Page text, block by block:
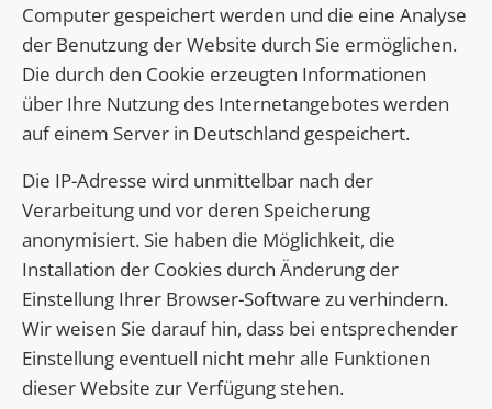
Computer gespeichert werden und die eine Analyse
der Benutzung der Website durch Sie ermöglichen.
Die durch den Cookie erzeugten Informationen
über Ihre Nutzung des Internetangebotes werden
auf einem Server in Deutschland gespeichert.
Die IP-Adresse wird unmittelbar nach der
Verarbeitung und vor deren Speicherung
anonymisiert. Sie haben die Möglichkeit, die
Installation der Cookies durch Änderung der
Einstellung Ihrer Browser-Software zu verhindern.
Wir weisen Sie darauf hin, dass bei entsprechender
Einstellung eventuell nicht mehr alle Funktionen
dieser Website zur Verfügung stehen.